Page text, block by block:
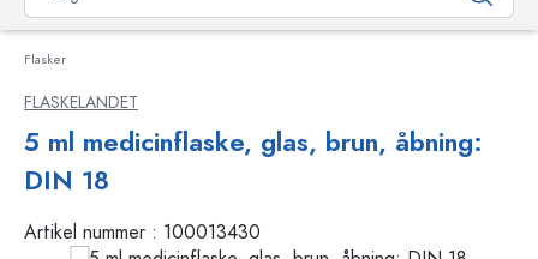
Flasker
FLASKELANDET
5 ml medicinflaske, glas, brun, åbning:
DIN 18
Artikel nummer : 100013430